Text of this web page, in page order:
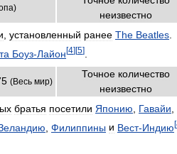
)
неизвестно
установленный ранее The Beatles
Боуз-Лайон[4][5]
(Весь мир)
Точное количество
неизвестно
братья посетили Японию Гавайи
Филиппины и Вест-Индию[